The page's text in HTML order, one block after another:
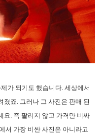
가 되기도 했습니다. 세상에서
졌죠. 그러나 그 사진은 판매 된
요. 즉 팔리지 않고 가격만 비싸
서 가장 비싼 사진은 아니라고